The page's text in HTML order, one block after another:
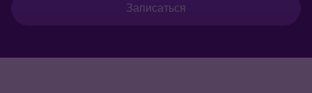
Записаться